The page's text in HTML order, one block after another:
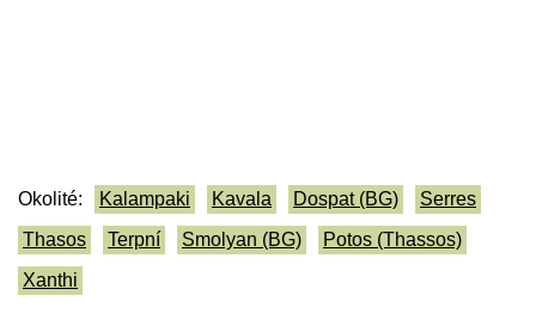
Okolité: Kalampaki Kavala Dospat (BG)
Serres
Thasos
Terpní Smolyan (BG)
Potos (Thassos)
Xanthi